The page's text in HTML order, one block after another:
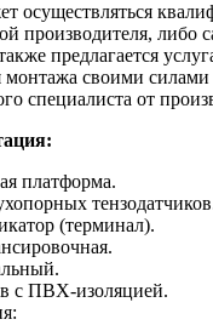
осуществляться
производителя, либо
предлагается
монтажа своими
специалиста от
платформа.
(терминал).
с ПВХ-изоляцией.